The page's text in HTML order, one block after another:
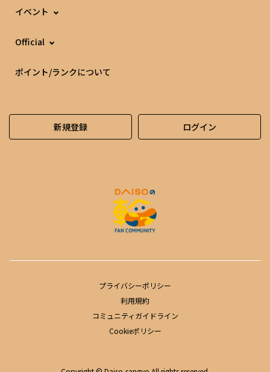
イベント
Official
ポイント/ランクについて
新規登録 ログイン
プライバシーポリシー
利用規約
コミュニティガイドライン
Cookieポリシー